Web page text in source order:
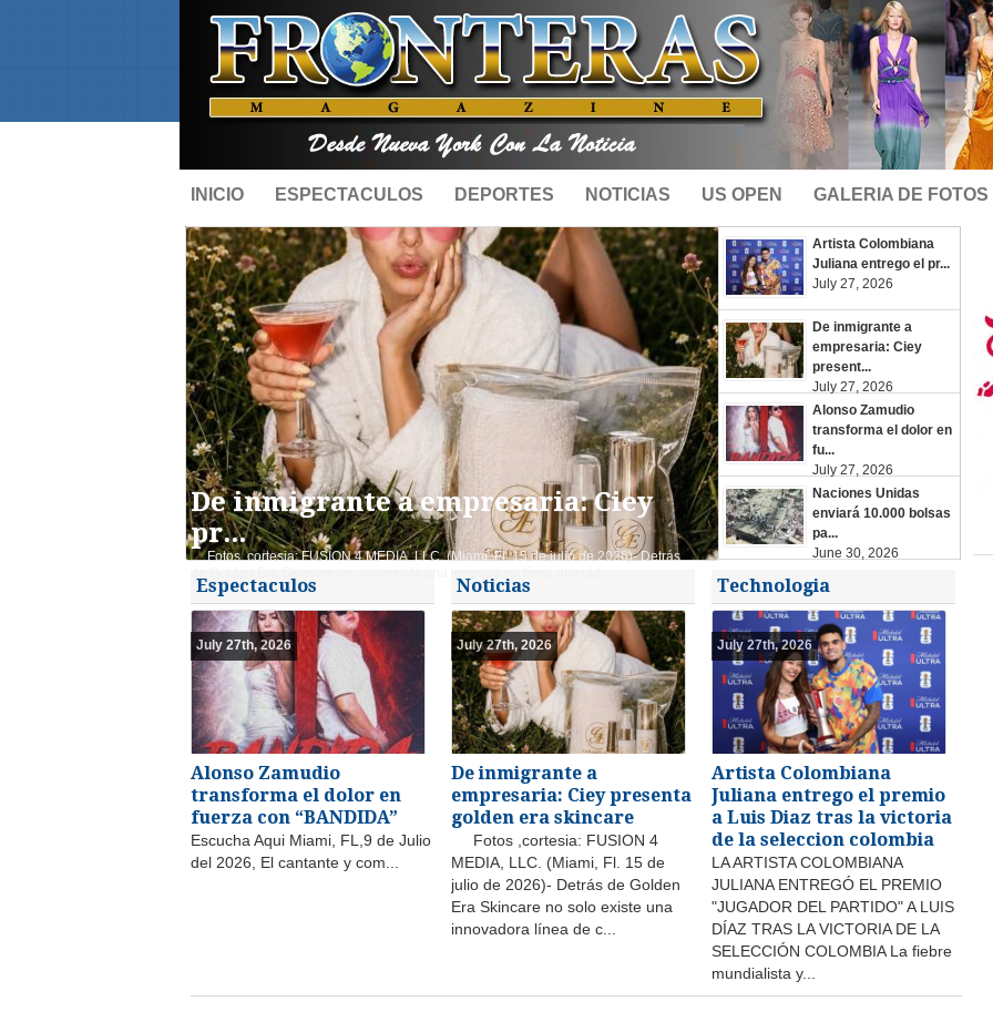
INICIO ESPECTACULOS DEPORTES NOTICIAS US OPEN GALERIA DE FOTOS
Artista Colombiana
Juliana entrego el pr...
July 27, 2026
De inmigrante a
empresaria: Ciey
present...
July 27, 2026
Alonso Zamudio
transforma el dolor en
fu...
July 27, 2026
Naciones Unidas
enviará 10.000 bolsas
pa...
June 30, 2026
De inmigrante a empresaria: Ciey
pr...
Fotos ,cortesia: FUSION 4 MEDIA, LLC. (Miami, Fl. 15 de julio de 2026)- Detrás
Espectaculos
July 27th, 2026
Alonso Zamudio
transforma el dolor en
fuerza con “BANDIDA”
Escucha Aqui Miami, FL,9 de Julio
del 2026, El cantante y com...
Noticias
July 27th, 2026
De inmigrante a
empresaria: Ciey presenta
golden era skincare
Fotos ,cortesia: FUSION 4
MEDIA, LLC. (Miami, Fl. 15 de
julio de 2026)- Detrás de Golden
Era Skincare no solo existe una
innovadora línea de c...
Technologia
July 27th, 2026
Artista Colombiana
Juliana entrego el premio
a Luis Diaz tras la victoria
de la seleccion colombia
LA ARTISTA COLOMBIANA
JULIANA ENTREGÓ EL PREMIO
"JUGADOR DEL PARTIDO" A LUIS
DÍAZ TRAS LA VICTORIA DE LA
SELECCIÓN COLOMBIA La fiebre
mundialista y...